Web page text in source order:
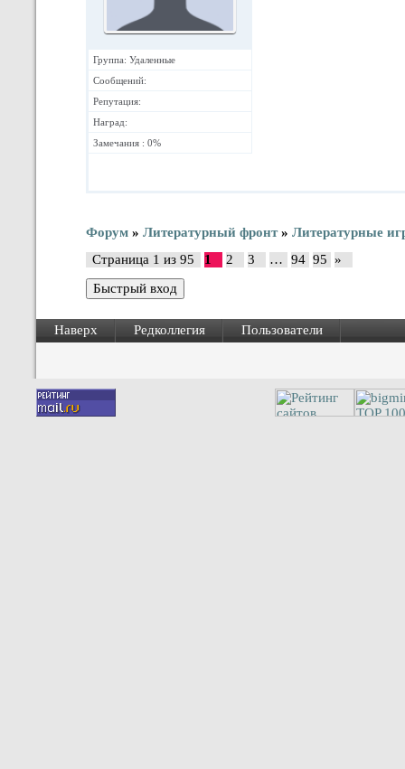
Группа: Удаленные
Сообщений:
Репутация:
Наград:
Замечания : 0%
Форум » Литературный фронт » Литературные
Страница 1 из 95 1 2 3 … 94 95 »
Наверх Редколлегия Пользователи